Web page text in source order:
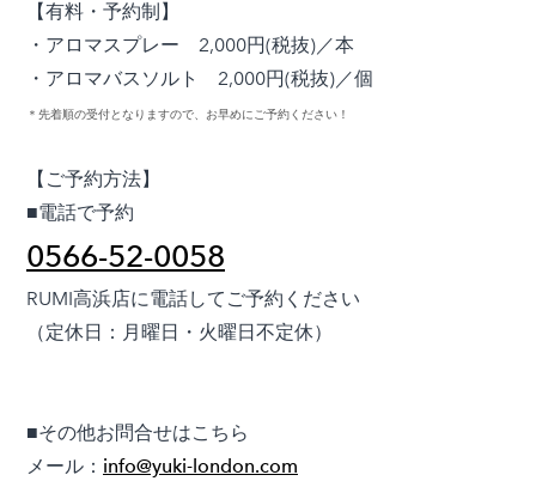
【有料・予約制】
・アロマスプレー 2,000円(税抜)／本
・アロマバスソルト 2,000円(税抜)／個
＊先着順の受付となりますので、お早めにご予約ください！
【ご予約方法】
■電話で予約
0566-52-0058
RUMI高浜店に電話してご予約ください
（定休日：月曜日・火曜日不定休）
■その他お問合せはこちら
メール： info@yuki-london.com